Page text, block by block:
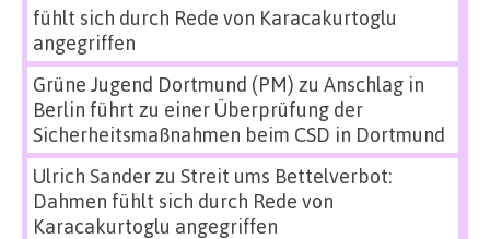
fühlt sich durch Rede von Karacakurtoglu
angegriffen
Grüne Jugend Dortmund (PM) zu Anschlag in
Berlin führt zu einer Überprüfung der
Sicherheitsmaßnahmen beim CSD in Dortmund
Ulrich Sanderzu Streit ums Bettelverbot:
Dahmen fühlt sich durch Rede von
Karacakurtoglu angegriffen